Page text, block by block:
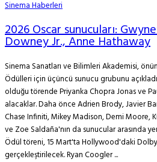
Sinema Haberleri
2026 Oscar sunucuları:
Downey Jr., Anne Hathaway
Sinema Sanatları ve Bilimleri Akademisi,
Ödülleri için üçüncü sunucu grubunu
olduğu törende Priyanka Chopra Jonas ve
alacaklar. Daha önce Adrien Brody, Javier
Chase Infiniti, Mikey Madison, Demi Moore,
ve Zoe Saldaña'nın da sunucular arasında
Ödül töreni, 15 Mart'ta Hollywood'daki
gerçekleştirilecek. Ryan Coogler ...